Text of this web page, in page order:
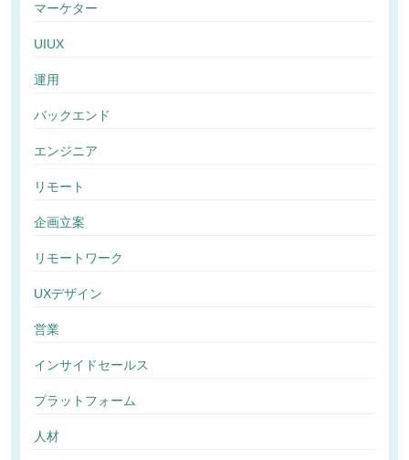
マーケター
UIUX
運用
バックエンド
エンジニア
リモート
企画立案
リモートワーク
UXデザイン
営業
インサイドセールス
プラットフォーム
人材